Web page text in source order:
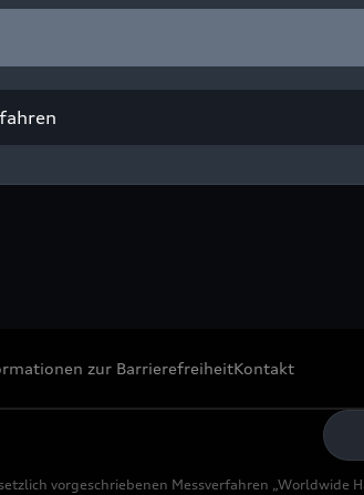
mobile: der NSU Prinz 30.
zur BarrierefreiheitKontakt
vorgeschriebenen Messverfahren „Worldwide